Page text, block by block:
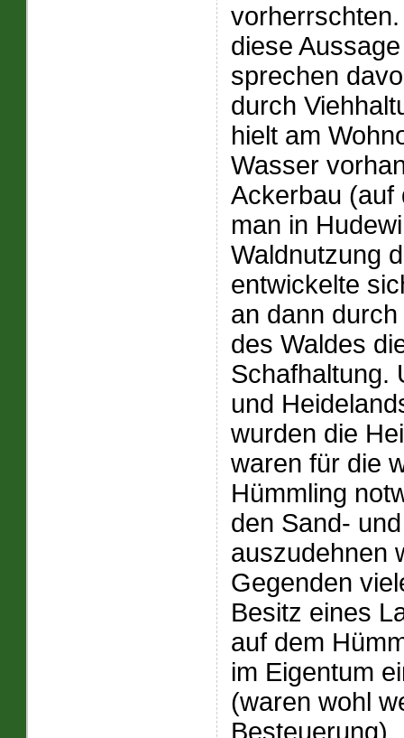
diese
sprechen
durch
hielt am
Wasser
Ackerbau (auf
man in
Waldnutzung
entwickelte
an dann
des Waldes
Schafhaltung.
und
wurden die
waren für die
Hümmling
den Sand-
auszudehnen
Gegenden
Besitz eines
auf dem
im Eigentum
(waren wohl
Besteuerung).